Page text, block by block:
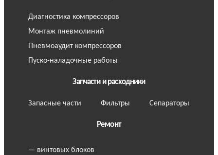
Диагностика компрессоров
Монтаж пневмолиний
Пневмоаудит компрессоров
Пуско-наладочные работы
Запчасти и расходники
Запасные части Фильтры Сепараторы
Ремонт
— винтовых блоков